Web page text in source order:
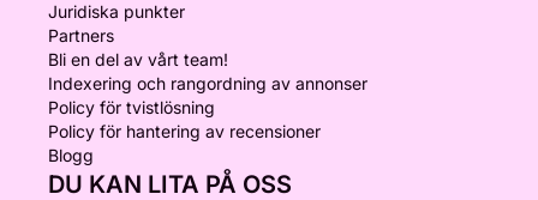
Juridiska punkter
Partners
Bli en del av vårt team!
Indexering och rangordning av annonser
Policy för tvistlösning
Policy för hantering av recensioner
Blogg
DU KAN LITA PÅ OSS